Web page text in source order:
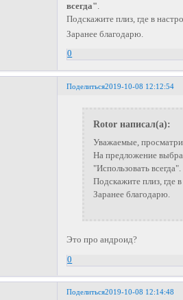
всегда"
Подскажите плиз, где в
Заранее благодарю.
0
Поделиться2019-10-08 12:12:54
Rotor написал(а):
Уважаемые,
На предложение
"Использовать всегда".
Подскажите плиз, где
Заранее благодарю.
Это про андроид?
0
Поделиться2019-10-08 12:14:48